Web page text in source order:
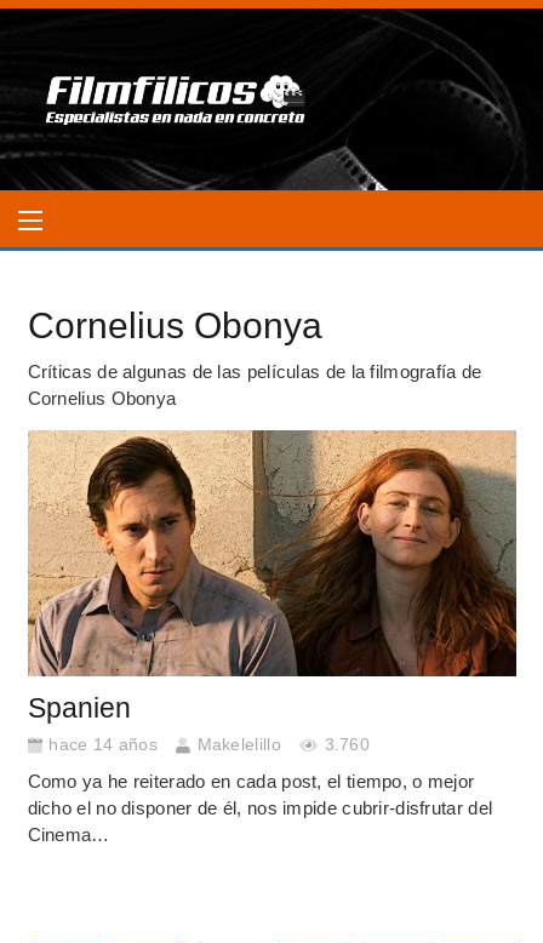
Cornelius Obonya
Críticas de algunas de las películas de la filmografía de
Cornelius Obonya
Spanien
hace 14 años Makelelillo 3.760
Como ya he reiterado en cada post, el tiempo, o mejor
dicho el no disponer de él, nos impide cubrir-disfrutar del
Cinema…